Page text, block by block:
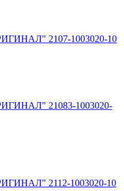
2107-1003020-10
21083-1003020-
2112-1003020-10